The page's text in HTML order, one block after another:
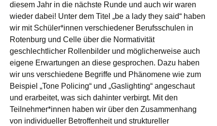
diesem Jahr in die nächste Runde und auch wir waren
wieder dabei! Unter dem Titel „be a lady they said“ haben
wir mit Schüler*innen verschiedener Berufsschulen in
Rotenburg und Celle über die Normativität
geschlechtlicher Rollenbilder und möglicherweise auch
eigene Erwartungen an diese gesprochen. Dazu haben
wir uns verschiedene Begriffe und Phänomene wie zum
Beispiel „Tone Policing“ und „Gaslighting“ angeschaut
und erarbeitet, was sich dahinter verbirgt. Mit den
Teilnehmer*innen haben wir über den Zusammenhang
von individueller Betroffenheit und struktureller